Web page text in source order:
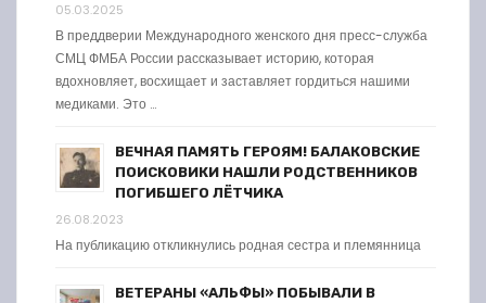
05.03.2025
В преддверии Международного женского дня пресс-служба
СМЦ ФМБА России рассказывает историю, которая
вдохновляет, восхищает и заставляет гордиться нашими
медиками. Это …
ВЕЧНАЯ ПАМЯТЬ ГЕРОЯМ! БАЛАКОВСКИЕ
ПОИСКОВИКИ НАШЛИ РОДСТВЕННИКОВ
ПОГИБШЕГО ЛЁТЧИКА
26.08.2023
На публикацию откликнулись родная сестра и племянница
ВЕТЕРАНЫ «АЛЬФЫ» ПОБЫВАЛИ В